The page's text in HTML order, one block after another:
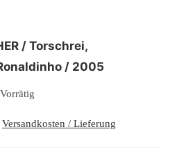
/ Torschrei,
/ 2005
Vorrätig
Versandkosten / Lieferung